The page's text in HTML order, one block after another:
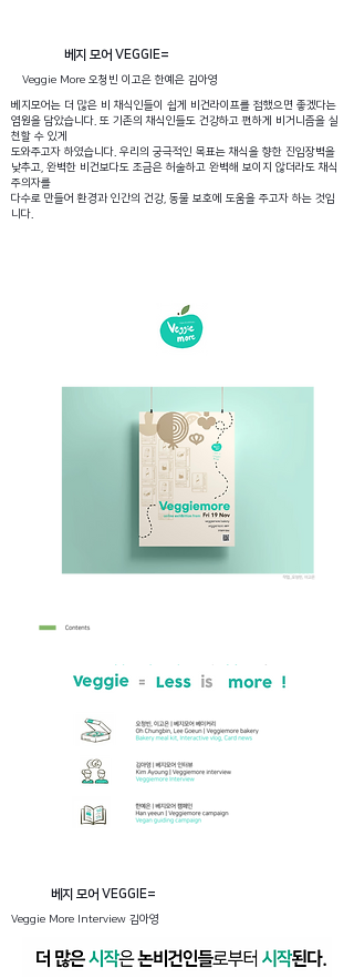
베지 모어 VEGGIE=
Veggie More 오청빈 이고은 한예은 김아영
베지모어는 더 많은 비 채식인들이 쉽게 비건라이프를 접했으면 좋겠다는
염원을 담았습니다. 또 기존의 채식인들도 건강하고 편하게 비거니즘을 실
천할 수 있게
도와주고자 하였습니다. 우리의 궁극적인 목표는 채식을 향한 진입장벽을
낮추고, 완벽한 비건보다도 조금은 허술하고 완벽해 보이지 않더라도 채식
주의자를
다수로 만들어 환경과 인간의 건강, 동물 보호에 도움을 주고자 하는 것입
니다.
베지 모어 VEGGIE=
Veggie More Interview 김아영